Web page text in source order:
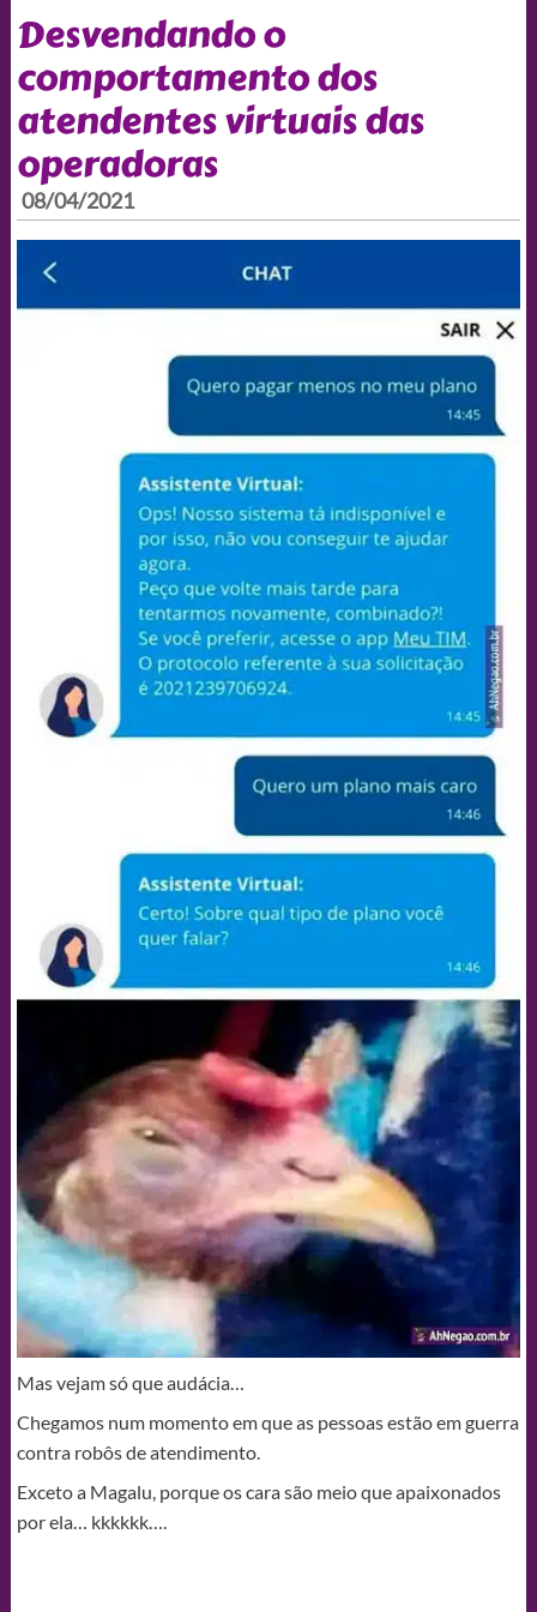
Desvendando o
comportamento dos
atendentes virtuais das
operadoras
08/04/2021
Mas vejam só que audácia…
Chegamos num momento em que as pessoas estão em guerra
contra robôs de atendimento.
Exceto a Magalu, porque os cara são meio que apaixonados
por ela… kkkkkk….